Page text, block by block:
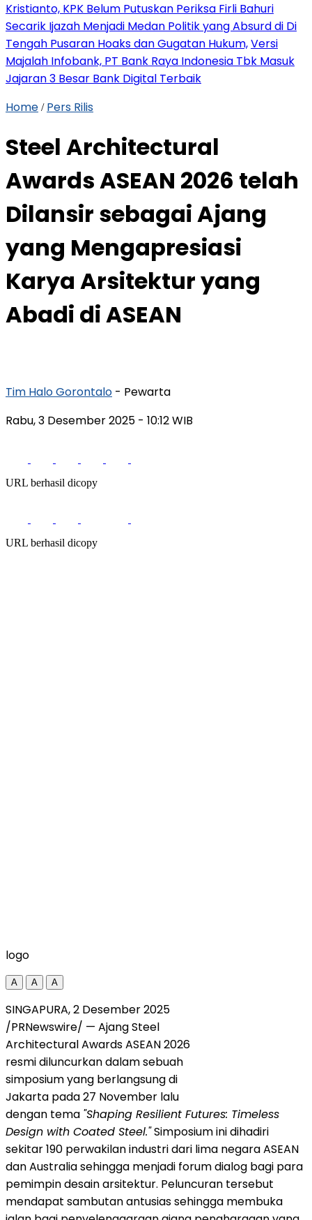
Kristianto, KPK Belum Putuskan Periksa Firli Bahuri
Secarik Ijazah Menjadi Medan Politik yang Absurd di Di
Tengah Pusaran Hoaks dan Gugatan Hukum,Versi
Majalah Infobank, PT Bank Raya Indonesia Tbk Masuk
Jajaran 3 Besar Bank Digital Terbaik
Home / Pers Rilis
Steel Architectural
Awards ASEAN 2026 telah
Dilansir sebagai Ajang
yang Mengapresiasi
Karya Arsitektur yang
Abadi di ASEAN
Tim Halo Gorontalo - Pewarta
Rabu, 3 Desember 2025 - 10:12 WIB
URL berhasil dicopy
URL berhasil dicopy
logo
A A A
SINGAPURA, 2 Desember 2025
/PRNewswire/ — Ajang Steel
Architectural Awards ASEAN 2026
resmi diluncurkan dalam sebuah
simposium yang berlangsung di
Jakarta pada 27 November lalu
dengan tema "Shaping Resilient Futures: Timeless
Design with Coated Steel."Simposium ini dihadiri
sekitar 190 perwakilan industri dari lima negara ASEAN
danAustraliasehingga menjadi forum dialog bagi para
pemimpin desain arsitektur. Peluncuran tersebut
mendapat sambutan antusias sehingga membuka